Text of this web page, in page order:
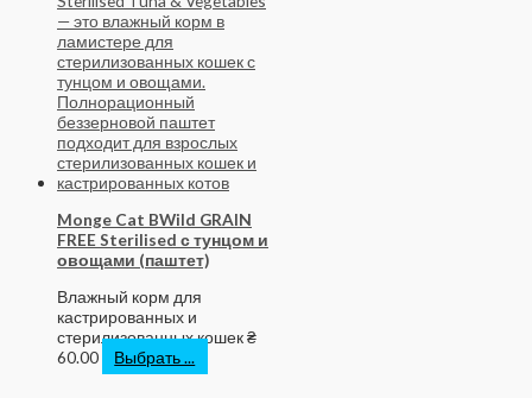
Monge Cat BWild GRAIN
FREE Sterilised с тунцом и
овощами (паштет)
Влажный корм для
кастрированных и
стерилизованных кошек₴
60.00
Выбрать ...